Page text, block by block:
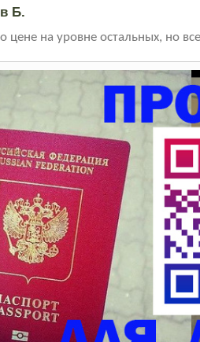
Б.
цене на уровне остальных, но